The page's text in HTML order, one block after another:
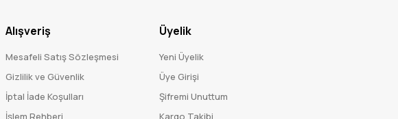
Alışveriş
Mesafeli Satış Sözleşmesi
Gizlilik ve Güvenlik
İptal İade Koşulları
İşlem Rehberi
Üyelik
Yeni Üyelik
Üye Girişi
Şifremi Unuttum
Kargo Takibi